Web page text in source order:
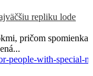
repliku lode
pričom spomienka